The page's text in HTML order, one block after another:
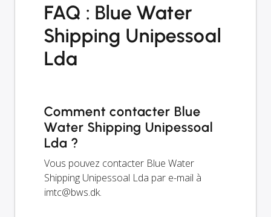
FAQ : Blue Water
Shipping Unipessoal
Lda
Comment contacter Blue
Water Shipping Unipessoal
Lda ?
Vous pouvez contacter Blue Water
Shipping Unipessoal Lda par e-mail à
imtc@bws.dk.